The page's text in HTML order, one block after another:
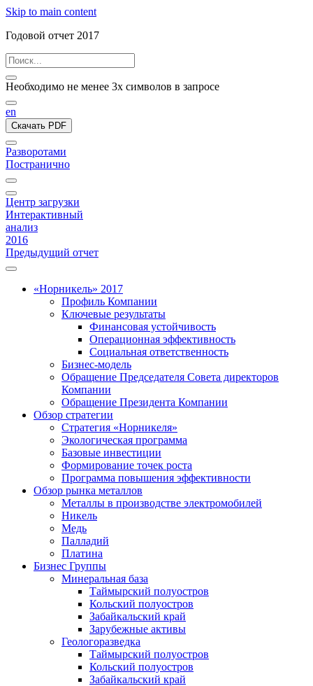
Skip to main content
Годовой отчет 2017
Необходимо не менее 3х символов в запросе
en
Скачать PDF
Разворотами
Постранично
Центр загрузки
Интерактивный
анализ
2016
Предыдущий отчет
«Норникель» 2017
Профиль Компании
Ключевые результаты
Финансовая устойчивость
Операционная эффективность
Социальная ответственность
Бизнес-модель
Обращение Председателя Совета директоров
Компании
Обращение Президента Компании
Обзор стратегии
Стратегия «Норникеля»
Экологическая программа
Базовые инвестиции
Формирование точек роста
Программа повышения эффективности
Обзор рынка металлов
Металлы в производстве электромобилей
Никель
Медь
Палладий
Платина
Бизнес Группы
Минеральная база
Таймырский полуостров
Кольский полуостров
Забайкальский край
Зарубежные активы
Геологоразведка
Таймырский полуостров
Кольский полуостров
Забайкальский край